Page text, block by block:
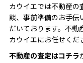
カウイエでは不動産の
談、事前準備のお手伝
だいております。不動
カウイエにお任せくだ
不動産の査定はコチラ